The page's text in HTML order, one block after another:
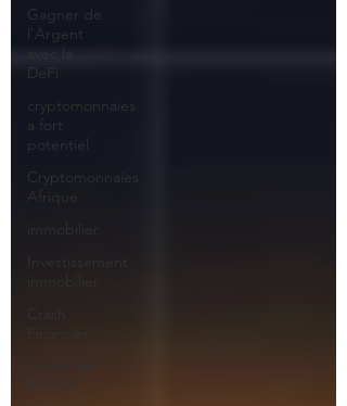
Gagner de
l'Argent
avec la
DeFi
cryptomonnaies
a fort
potentiel
Cryptomonnaies
Afrique
immobilier